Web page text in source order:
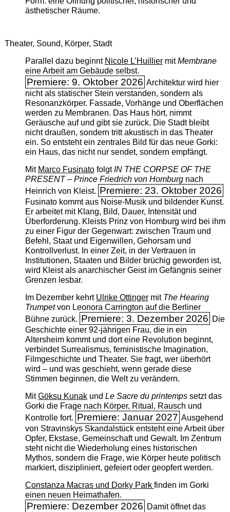
ästhetischer Räume.
Theater, Sound, Körper, Stadt
Parallel dazu beginnt Nicole L’Huilliermit ­Membrane
eine Arbeit am Gebäude selbst.
Premiere: 9. Oktober 2026 Architektur wird hier
nicht als statischer Stein verstanden, sondern als
Resonanzkörper. Fassade, Vorhänge und Oberflächen
werden zu Membranen. Das Haus hört, nimmt
Geräusche auf und gibt sie zurück. Die Stadt bleibt
nicht draußen, sondern tritt akustisch in das Theater
ein. So entsteht ein zentrales Bild für das neue Gorki:
ein Haus, das nicht nur sendet, sondern empfängt.
Mit Marco FusinatofolgtIN THE CORPSE OF THE
PRESENT – Prince Friedrich von Homburgnach
Heinrich von Kleist. Premiere: 23. Oktober 2026
Fusinato kommt aus Noise-Musik und bildender Kunst.
Er arbeitet mit Klang, Bild, Dauer, Intensität und
Überforderung. Kleists Prinz von Homburg wird bei ihm
zu einer Figur der Gegenwart: zwischen Traum und
Befehl, Staat und Eigenwillen, Gehorsam und
Kontrollverlust. In einer Zeit, in der Vertrauen in
Institutionen, Staaten und Bilder brüchig geworden ist,
wird Kleist als anarchischer Geist im Gefängnis seiner
Grenzen lesbar.
Im Dezember kehrt Ulrike Ottingermit The ­Hearing
Trumpetvon Leonora Carrington auf die Berliner
Bühne zurück. Premiere: 3. Dezember 2026 Die
Geschichte einer 92-jährigen Frau, die in ein
Altersheim kommt und dort eine Revolution beginnt,
verbindet Surrealismus, feministische Imagination,
Filmgeschichte und Theater. Sie fragt, wer überhört
wird – und was geschieht, wenn gerade diese
Stimmen beginnen, die Welt zu verändern.
MitGöksu Kunakund Le Sacre du printempssetzt das
Gorki die Frage nach Körper, Ritual, Rausch und
Kontrolle fort. Premiere: Januar 2027 Ausgehend
von Stravinskys Skandalstück entsteht eine Arbeit über
Opfer, Ekstase, Gemeinschaft und Gewalt. Im Zentrum
steht nicht die Wiederholung eines historischen
Mythos, sondern die Frage, wie Körper heute politisch
markiert, diszipliniert, gefeiert oder geopfert werden.
Constanza Macras und Dorky Park finden im Gorki
einen neuen Heimathafen.
Premiere: Dezember 2026 Damit öffnet das